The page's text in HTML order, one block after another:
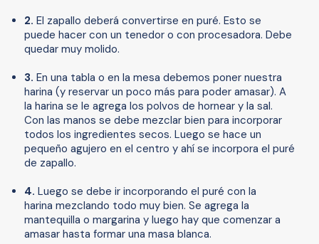
2. El zapallo deberá convertirse en puré. Esto se
puede hacer con un tenedor o con procesadora. Debe
quedar muy molido.
3. En una tabla o en la mesa debemos poner nuestra
harina (y reservar un poco más para poder amasar). A
la harina se le agrega los polvos de hornear y la sal.
Con las manos se debe mezclar bien para incorporar
todos los ingredientes secos. Luego se hace un
pequeño agujero en el centro y ahí se incorpora el puré
de zapallo.
4. Luego se debe ir incorporando el puré con la
harina mezclando todo muy bien. Se agrega la
mantequilla o margarina y luego hay que comenzar a
amasar hasta formar una masa blanca.